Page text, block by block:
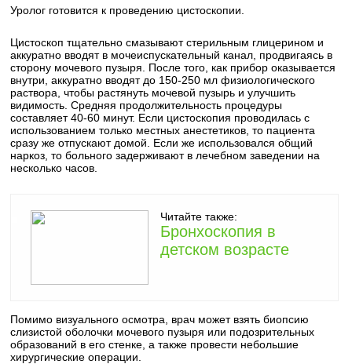
Уролог готовится к проведению цистоскопии.
Цистоскоп тщательно смазывают стерильным глицерином и
аккуратно вводят в мочеиспускательный канал, продвигаясь в
сторону мочевого пузыря. После того, как прибор оказывается
внутри, аккуратно вводят до 150-250 мл физиологического
раствора, чтобы растянуть мочевой пузырь и улучшить
видимость. Средняя продолжительность процедуры
составляет 40-60 минут. Если цистоскопия проводилась с
использованием только местных анестетиков, то пациента
сразу же отпускают домой. Если же использовался общий
наркоз, то больного задерживают в лечебном заведении на
несколько часов.
Читайте также:
Бронхоскопия в
детском возрасте
Помимо визуального осмотра, врач может взять биопсию
слизистой оболочки мочевого пузыря или подозрительных
образований в его стенке, а также провести небольшие
хирургические операции.